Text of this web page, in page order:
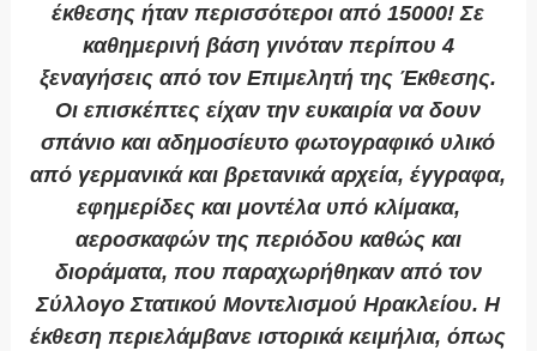
έκθεσης ήταν περισσότεροι από 15000! Σε
καθημερινή βάση γινόταν περίπου 4
ξεναγήσεις από τον Επιμελητή της Έκθεσης.
Οι επισκέπτες είχαν την ευκαιρία να δουν
σπάνιο και αδημοσίευτο φωτογραφικό υλικό
από γερμανικά και βρετανικά αρχεία, έγγραφα,
εφημερίδες και μοντέλα υπό κλίμακα,
αεροσκαφών της περιόδου καθώς και
διοράματα, που παραχωρήθηκαν από τον
Σύλλογο Στατικού Μοντελισμού Ηρακλείου. Η
έκθεση περιελάμβανε ιστορικά κειμήλια, όπως